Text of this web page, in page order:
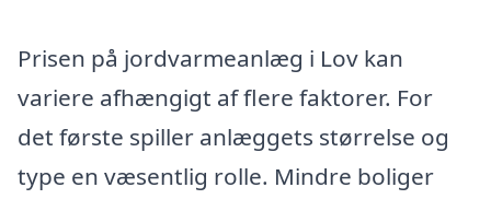
Prisen på jordvarmeanlæg i Lov kan
variere afhængigt af flere faktorer. For
det første spiller anlæggets størrelse og
type en væsentlig rolle. Mindre boliger